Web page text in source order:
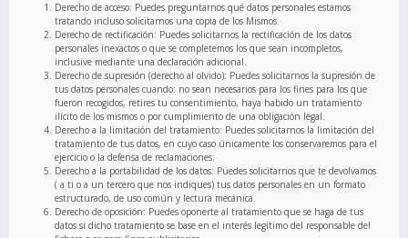
Derecho de acceso: Puedes preguntarnos qué datos personales estamos
tratando incluso solicitarnos una copia de los Mismos.
Derecho de rectificación: Puedes solicitarnos la rectificación de los datos
personales inexactos o que se completemos los que sean incompletos,
inclusive mediante una declaración adicional.
Derecho de supresión (derecho al olvido): Puedes solicitarnos la supresión de
tus datos personales cuando: no sean necesarios para los fines para los que
fueron recogidos, retires tu consentimiento, haya habido un tratamiento
ilícito de los mismos o por cumplimiento de una obligación legal.
Derecho a la limitación del tratamiento: Puedes solicitarnos la limitación del
tratamiento de tus datos, en cuyo caso únicamente los conservaremos para el
ejercicio o la defensa de reclamaciones.
Derecho a la portabilidad de los datos: Puedes solicitarnos que te devolvamos
( a ti o a un tercero que nos indiques) tus datos personales en un formato
estructurado, de uso común y lectura mecánica.
Derecho de oposición: Puedes oponerte al tratamiento que se haga de tus
datos si dicho tratamiento se base en el interés legítimo del responsable del